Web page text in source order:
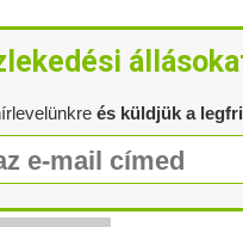
és küldjük a